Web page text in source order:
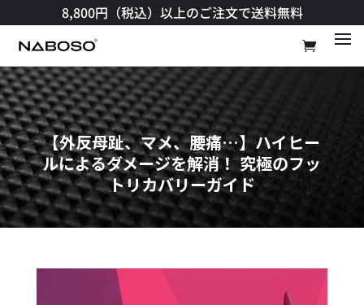
8,800円（税込）以上のご注文で送料無料​
【外反母趾、マメ、腰痛…】ハイヒー
ルによるダメージを解消！ 究極のフッ
トリカバリーガイド